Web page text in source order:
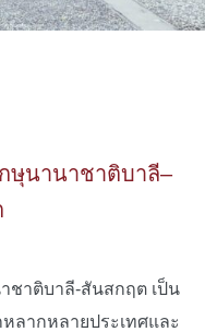
ษุนานาชาติบาลี–
ชาติบาลี-สันสกฤต เป็น
ลากหลายประเทศและ